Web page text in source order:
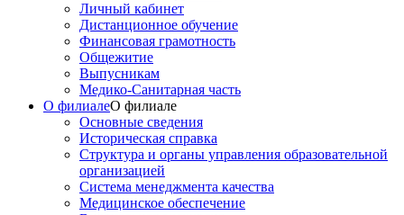
Личный кабинет
Дистанционное обучение
Финансовая грамотность
Общежитие
Выпусникам
Медико-Санитарная часть
О филиалеО филиале
Основные сведения
Историческая справка
Структура и органы управления образовательной
организацией
Система менеджмента качества
Медицинское обеспечение